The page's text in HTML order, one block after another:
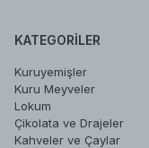
KATEGORILER
Kuruyemişler
Kuru Meyveler
Lokum
Çikolata ve Drajeler
Kahveler ve Çaylar